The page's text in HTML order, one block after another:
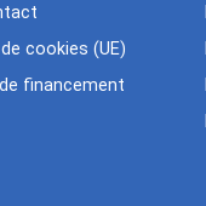
cookies (UE)
financement